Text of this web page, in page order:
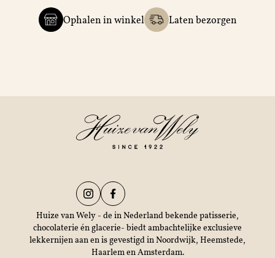
Ophalen in winkel Laten bezorgen
Huize van Wely - de in Nederland bekende patisserie,
chocolaterie én glacerie- biedt ambachtelijke exclusieve
lekkernijen aan en is gevestigd in Noordwijk, Heemstede,
Haarlem en Amsterdam.